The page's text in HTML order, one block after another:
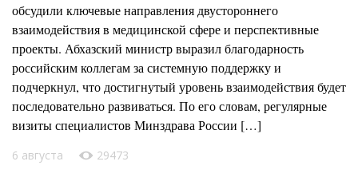
обсудили ключевые направления двустороннего
взаимодействия в медицинской сфере и перспективные
проекты. Абхазский министр выразил благодарность
российским коллегам за системную поддержку и
подчеркнул, что достигнутый уровень взаимодействия будет
последовательно развиваться. По его словам, регулярные
визиты специалистов Минздрава России […]
6 августа 29473